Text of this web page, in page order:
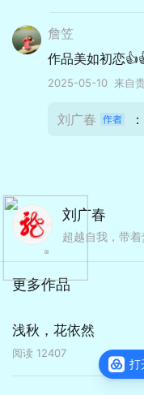
詹笠
作品美如初恋
2025-05-10 来自
刘广春
刘广春
超越自我，带着
更多作品
浅秋，花依然
阅读 12407
打